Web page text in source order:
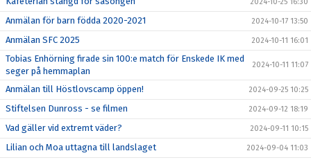
Anmälan för barn födda 2020-2021 2024-10-17 13:50
Anmälan SFC 2025 2024-10-11 16:01
Tobias Enhörning firade sin 100:e match för Enskede IK med
seger på hemmaplan
2024-10-11 11:07
Anmälan till Höstlovscamp öppen! 2024-09-25 10:25
Stiftelsen Dunross - se filmen 2024-09-12 18:19
Vad gäller vid extremt väder? 2024-09-11 10:15
Lilian och Moa uttagna till landslaget 2024-09-04 11:03